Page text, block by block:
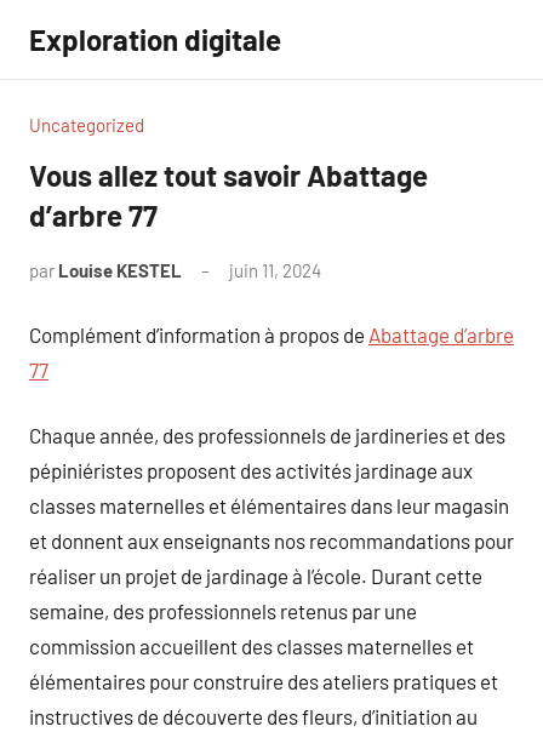
contenu
Exploration digitale
Uncategorized
Vous allez tout savoir Abattage
d’arbre 77
par Louise KESTEL juin 11, 2024
Complément d’information à propos de Abattage d’arbre
77
Chaque année, des professionnels de jardineries et des
pépiniéristes proposent des activités jardinage aux
classes maternelles et élémentaires dans leur magasin
et donnent aux enseignants nos recommandations pour
réaliser un projet de jardinage à l’école. Durant cette
semaine, des professionnels retenus par une
commission accueillent des classes maternelles et
élémentaires pour construire des ateliers pratiques et
instructives de découverte des fleurs, d’initiation au